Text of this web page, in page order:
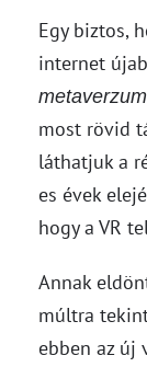
Egy biztos,
internet
most rövid
láthatjuk a
es évek
hogy a VR
Annak
múltra
ebben az új